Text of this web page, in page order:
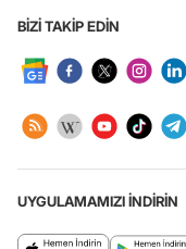
BİZİ TAKİP EDİN
UYGULAMAMIZI İNDİRİN